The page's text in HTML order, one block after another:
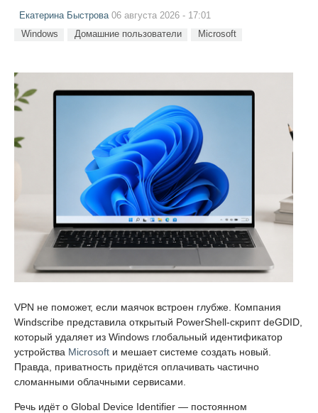
Екатерина Быстрова06 августа 2026 - 17:01
Windows Домашние пользователи Microsoft
VPN не поможет, если маячок встроен глубже. Компания
Windscribe представила открытый PowerShell-скрипт deGDID,
который удаляет из Windows глобальный идентификатор
устройства Microsoft и мешает системе создать новый.
Правда, приватность придётся оплачивать частично
сломанными облачными сервисами.
Речь идёт о Global Device Identifier — постоянном